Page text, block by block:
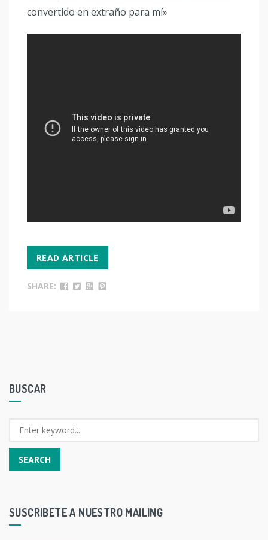
convertido en extraño para mí»
READ ARTICLE
SHARE:
BUSCAR
SUSCRIBETE A NUESTRO MAILING